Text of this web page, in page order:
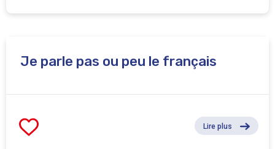
Je parle pas ou peu le français
Lire plus